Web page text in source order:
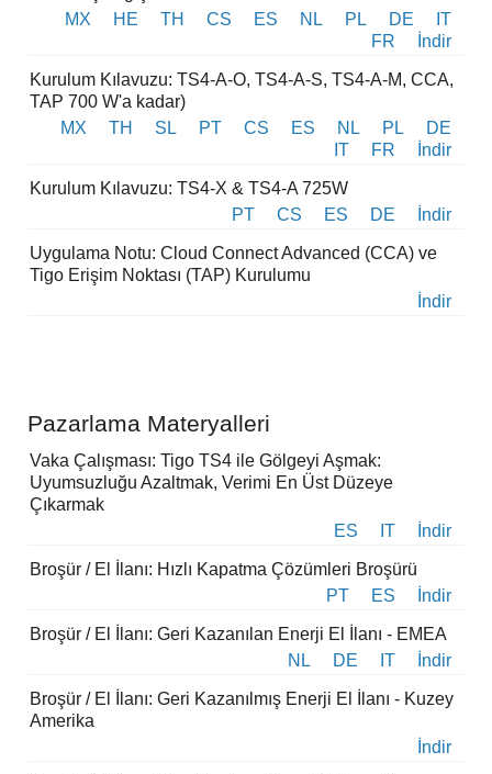
MX
HE TH CS ES NL PL DE
IT
FR
İndir
Kurulum Kılavuzu: TS4-A-O, TS4-A-S, TS4-A-M, CCA,
TAP 700 W'a kadar)
MX
TH SL PT CS ES NL PL
DE
IT
FR İndir
Kurulum Kılavuzu: TS4-X & TS4-A 725W
PT
CS ES DE İndir
Uygulama Notu: Cloud Connect Advanced (CCA) ve
Tigo Erişim Noktası (TAP) Kurulumu
İndir
Pazarlama Materyalleri
Vaka Çalışması: Tigo TS4 ile Gölgeyi Aşmak:
Uyumsuzluğu Azaltmak, Verimi En Üst Düzeye
Çıkarmak
ES
IT İndir
Broşür / El İlanı: Hızlı Kapatma Çözümleri Broşürü
PT
ES İndir
Broşür / El İlanı: Geri Kazanılan Enerji El İlanı - EMEA
NL
DE IT İndir
Broşür / El İlanı: Geri Kazanılmış Enerji El İlanı - Kuzey
Amerika
İndir